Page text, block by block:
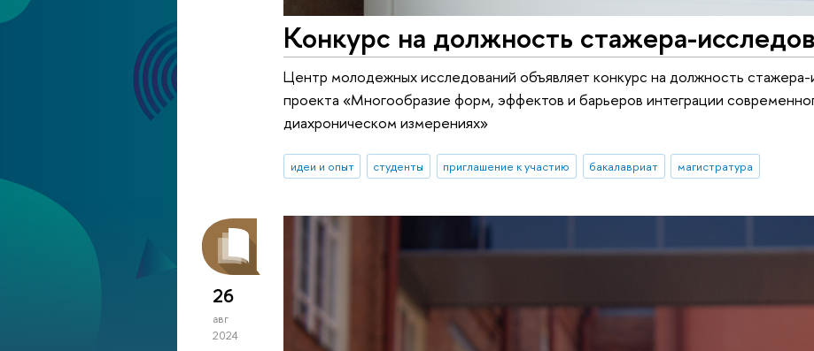
Конкурс на должность стажера-
Центр молодежных исследований объявляет конкурс на должность стажера-
проекта «Многообразие форм, эффектов и барьеров интеграции
диахроническом измерениях»
идеи и опыт студенты приглашение к участию бакалавриат магистратура
26
авг
2024